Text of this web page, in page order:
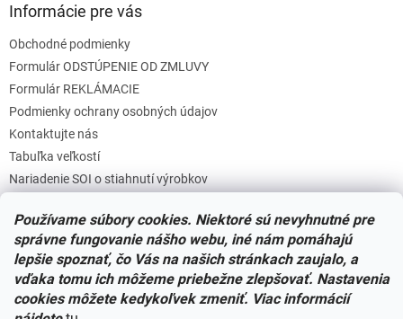
Používame súbory cookies. Niektoré sú nevyhnutné pre
správne fungovanie nášho webu, iné nám pomáhajú
lepšie spoznať, čo Vás na našich stránkach zaujalo, a
vďaka tomu ich môžeme priebežne zlepšovať. Nastavenia
cookies môžete kedykoľvek zmeniť. Viac informácií
Informácie pre vás
Obchodné podmienky
Formulár ODSTÚPENIE OD ZMLUVY
Formulár REKLÁMACIE
Podmienky ochrany osobných údajov
Kontaktujte nás
Tabuľka veľkostí
Nariadenie SOI o stiahnutí výrobkov
Zásady súborov COOKIES
Facebook